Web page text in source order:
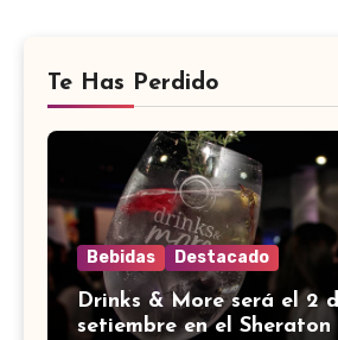
Te Has Perdido
Bebidas Destacado
Drinks & More será el 2
setiembre en el Sheraton